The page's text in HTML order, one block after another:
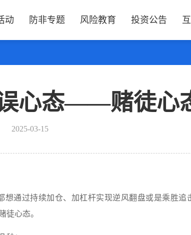
动 防非专题 风险教育 投资公告
心态——赌徒心
2025-03-15
通过持续加仓、加杠杆实现逆风翻盘或是乘胜追
徒心态。